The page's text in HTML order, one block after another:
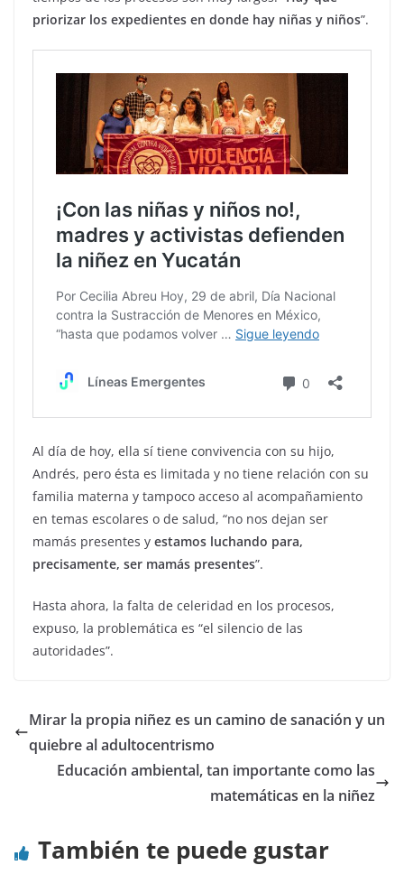
priorizar los expedientes en donde hay niñas y niños”.
Al día de hoy, ella sí tiene convivencia con su hijo,
Andrés, pero ésta es limitada y no tiene relación con su
familia materna y tampoco acceso al acompañamiento
en temas escolares o de salud, “no nos dejan ser
mamás presentes y estamos luchando para,
precisamente, ser mamás presentes”.
Hasta ahora, la falta de celeridad en los procesos,
expuso, la problemática es “el silencio de las
autoridades”.
Mirar la propia niñez es un camino de sanación y un
quiebre al adultocentrismo
Educación ambiental, tan importante como las
matemáticas en la niñez
También te puede gustar